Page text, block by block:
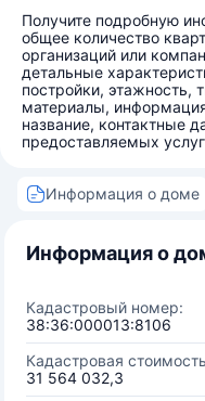
Получите подробную
общее количество
организаций или
детальные
постройки, этажность,
материалы,
название, контактные
предоставляемых услуг
Информация о доме
Информация о
Кадастровый номер:
38:36:000013:8106
Кадастровая
31 564 032,3